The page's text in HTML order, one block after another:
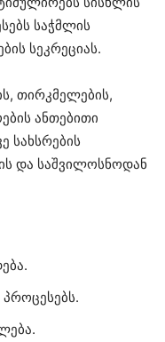
საჭმლის
სეკრეციას.
თირკმელების,
ანთებითი
სახსრების
და საშვილოსნოდან